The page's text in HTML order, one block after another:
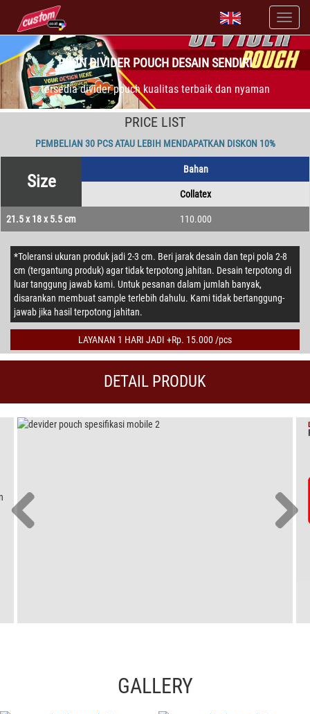
BIKIN DIVIDER POUCH DESAIN SENDIRI
tersedia divider pouch kualitas terbaik dan nyaman
PRICE LIST
PEMBELIAN 30 PCS ATAU LEBIH MENDAPATKAN DISKON 10%
Size
Bahan
Collatex
21.5 x 18 x 5.5 cm 110.000
*Toleransi ukuran produk jadi 2-3 cm. Beri jarak desain dan tepi pola 2-8
cm (tergantung produk) agar tidak terpotong jahitan. Desain terpotong di
luar tanggung jawab kami. Untuk pesanan dalam jumlah banyak,
disarankan membuat sample terlebih dahulu. Kami tidak bertanggung-
jawab jika hasil terpotong jahitan.
LAYANAN 1 HARI JADI +Rp. 15.000 /pcs
DETAIL PRODUK
GALLERY